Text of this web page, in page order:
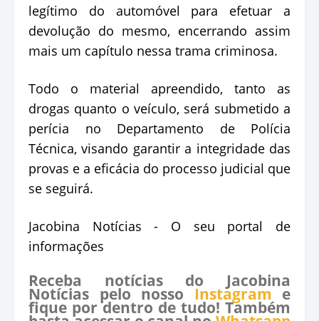
legítimo do automóvel para efetuar a
devolução do mesmo, encerrando assim
mais um capítulo nessa trama criminosa.
Todo o material apreendido, tanto as
drogas quanto o veículo, será submetido a
perícia no Departamento de Polícia
Técnica, visando garantir a integridade das
provas e a eficácia do processo judicial que
se seguirá.
Jacobina Notícias - O seu portal de
informações
Receba notícias do Jacobina
Notícias pelo nosso Instagram e
fique por dentro de tudo! Também